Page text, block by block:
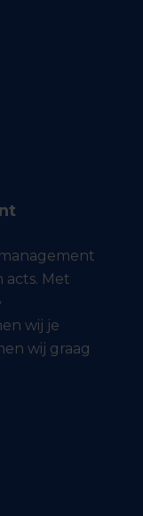
acts. Met
wij je
wij graag